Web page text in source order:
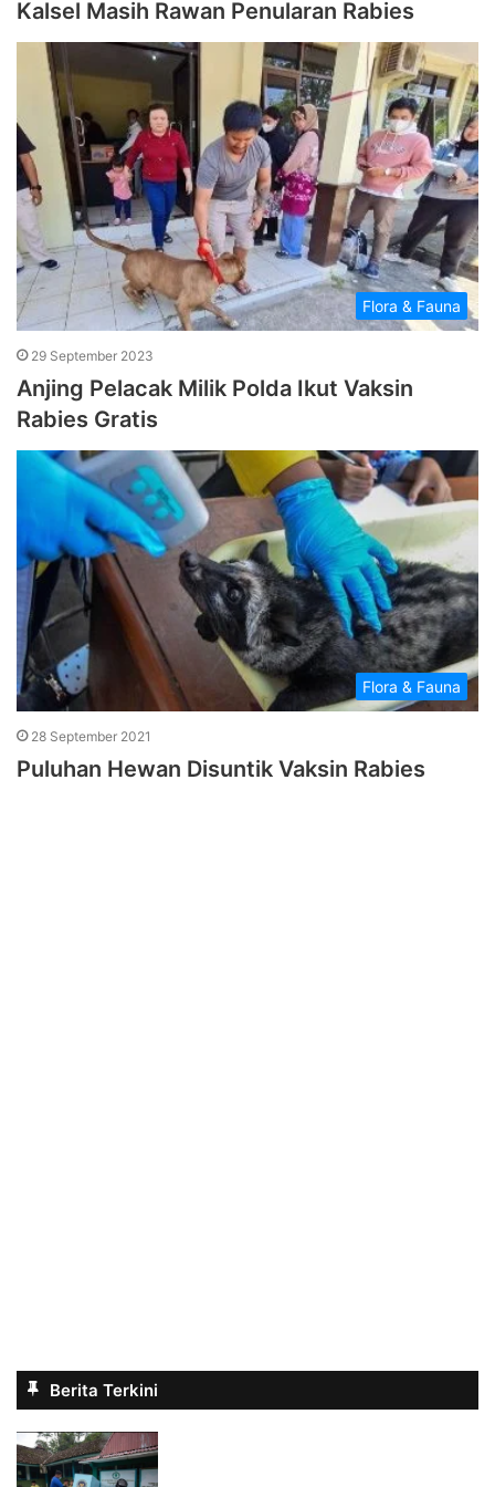
Kalsel Masih Rawan Penularan Rabies
Flora & Fauna
29 September 2023
Anjing Pelacak Milik Polda Ikut Vaksin
Rabies Gratis
Flora & Fauna
28 September 2021
Puluhan Hewan Disuntik Vaksin Rabies
Berita Terkini